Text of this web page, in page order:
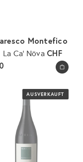
In den Warenkorb legen
Montefico
La Ca' Növa CHF
AUSVERKAUFT